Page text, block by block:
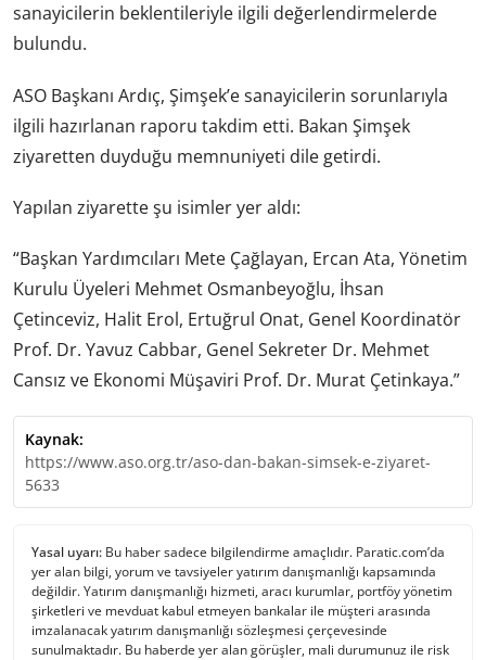
sanayicilerin beklentileriyle ilgili değerlendirmelerde
bulundu.
ASO Başkanı Ardıç, Şimşek’e sanayicilerin sorunlarıyla
ilgili hazırlanan raporu takdim etti. Bakan Şimşek
ziyaretten duyduğu memnuniyeti dile getirdi.
Yapılan ziyarette şu isimler yer aldı:
“Başkan Yardımcıları Mete Çağlayan, Ercan Ata, Yönetim
Kurulu Üyeleri Mehmet Osmanbeyoğlu, İhsan
Çetinceviz, Halit Erol, Ertuğrul Onat, Genel Koordinatör
Prof. Dr. Yavuz Cabbar, Genel Sekreter Dr. Mehmet
Cansız ve Ekonomi Müşaviri Prof. Dr. Murat Çetinkaya.”
Kaynak:
https://www.aso.org.tr/aso-dan-bakan-simsek-e-ziyaret-
5633
Yasal uyarı: Bu haber sadece bilgilendirme amaçlıdır. Paratic.com’da
yer alan bilgi, yorum ve tavsiyeler yatırım danışmanlığı kapsamında
değildir. Yatırım danışmanlığı hizmeti, aracı kurumlar, portföy yönetim
şirketleri ve mevduat kabul etmeyen bankalar ile müşteri arasında
imzalanacak yatırım danışmanlığı sözleşmesi çerçevesinde
sunulmaktadır. Bu haberde yer alan görüşler, mali durumunuz ile risk